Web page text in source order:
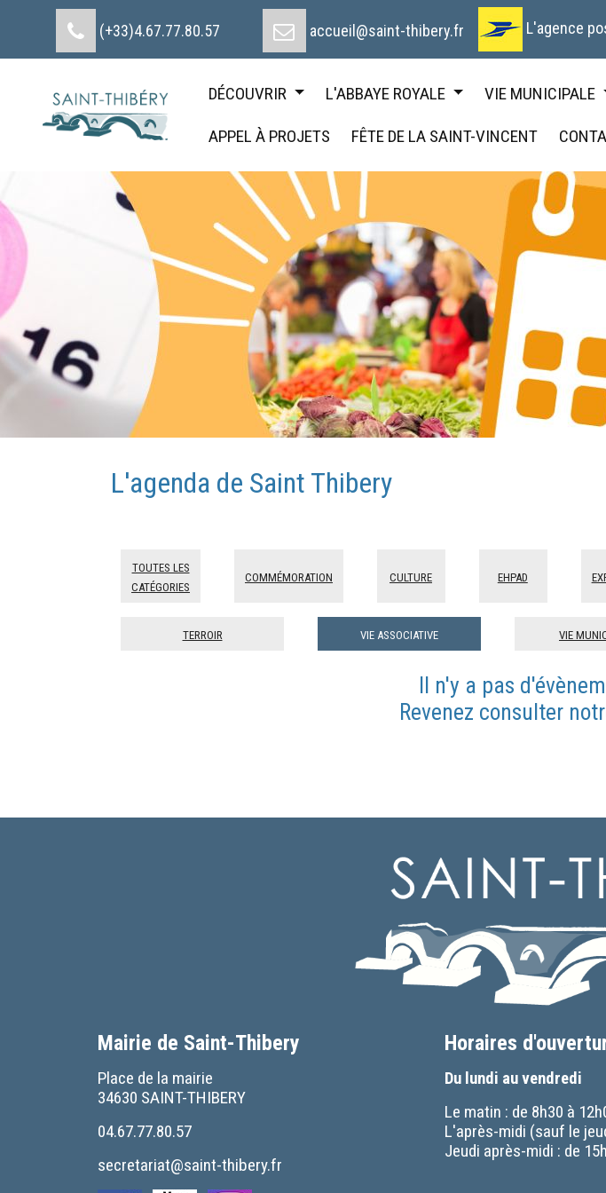
(+33)4.67.77.80.57 accueil@saint-thibery.fr L'agence
DÉCOUVRIR L'ABBAYE ROYALE VIE MUNICIPALE
APPEL À PROJETS FÊTE DE LA SAINT-VINCENT
L'agenda de Saint Thibery
Toutes les
catégories
Commémoration Culture Ehpad
Terroir Vie associative Vie
Il n'y a pas
Revenez consulter
Mairie de Saint-Thibery
Place de la mairie
34630 SAINT-THIBERY
04.67.77.80.57
secretariat@saint-thibery.fr
Horaires
Du lundi au vendredi
Le matin : de 8h30 à
L'après-midi (sauf le
Jeudi après-midi : de
Cookies management panel